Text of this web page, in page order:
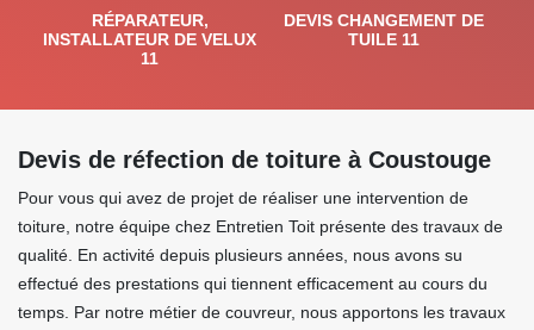
RÉPARATEUR,
INSTALLATEUR DE VELUX
11
DEVIS CHANGEMENT DE
TUILE 11
Devis de réfection de toiture à Coustouge
Pour vous qui avez de projet de réaliser une intervention de
toiture, notre équipe chez Entretien Toit présente des travaux de
qualité. En activité depuis plusieurs années, nous avons su
effectué des prestations qui tiennent efficacement au cours du
temps. Par notre métier de couvreur, nous apportons les travaux